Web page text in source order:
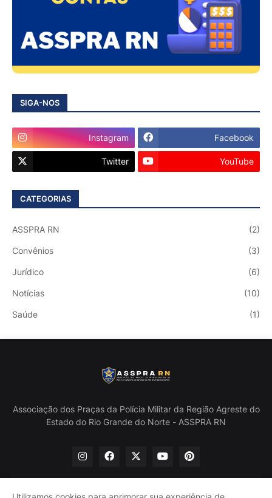
SIGA-NOS
Instagram Facebook
Twitter YouTube
CATEGORIAS
ASSPRA RN (2)
Convênios (3)
Jurídico (6)
Notícias (10)
Saúde (1)
Associação dos Praças da Polícia Militar da Região Agreste do
Estado do Rio Grande do Norte - ASSPRA RN